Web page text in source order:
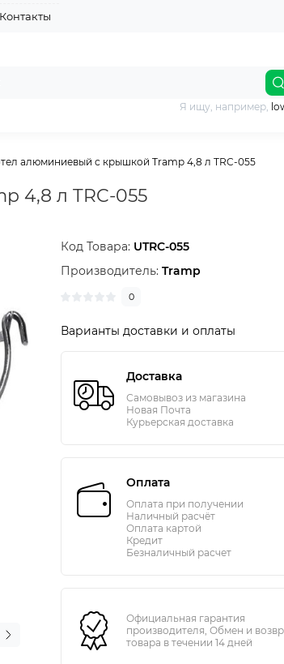
Контакты
Я ищу, например,
алюминиевый с крышкой Tramp 4,8 л TRC-055
4,8 л TRC-055
Код Товара: UTRC-055
Производитель:Tramp
0
Варианты доставки и оплаты
Доставка
Самовывоз из магазина
Новая Почта
Курьерская доставка
Оплата
Оплата при получении
Наличный расчёт
Оплата картой
Кредит
Безналичный расчет
Официальная гарантия
производителя, Обмен и
товара в течении 14 дней